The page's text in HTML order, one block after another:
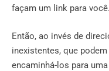
façam um link para você.
Então, ao invés de
inexistentes, que
encaminhá-los para